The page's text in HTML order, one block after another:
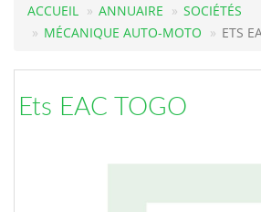
ACCUEIL ANNUAIRE
SOCIÉTÉS
MÉCANIQUE AUTO-MOTO
ETS
Ets EAC TOGO